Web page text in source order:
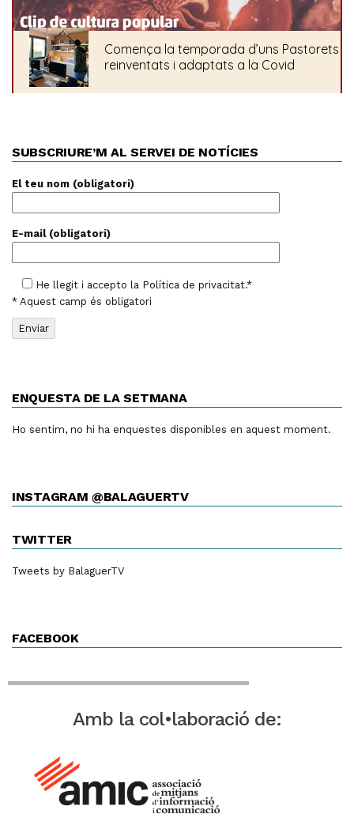
SUBSCRIURE’M AL SERVEI DE NOTÍCIES
El teu nom (obligatori)
E-mail (obligatori)
He llegit i accepto la Política de privacitat.*
* Aquest camp és obligatori
ENQUESTA DE LA SETMANA
Ho sentim, no hi ha enquestes disponibles en aquest moment.
INSTAGRAM @BALAGUERTV
TWITTER
Tweets by BalaguerTV
FACEBOOK
Amb la col•laboració de: